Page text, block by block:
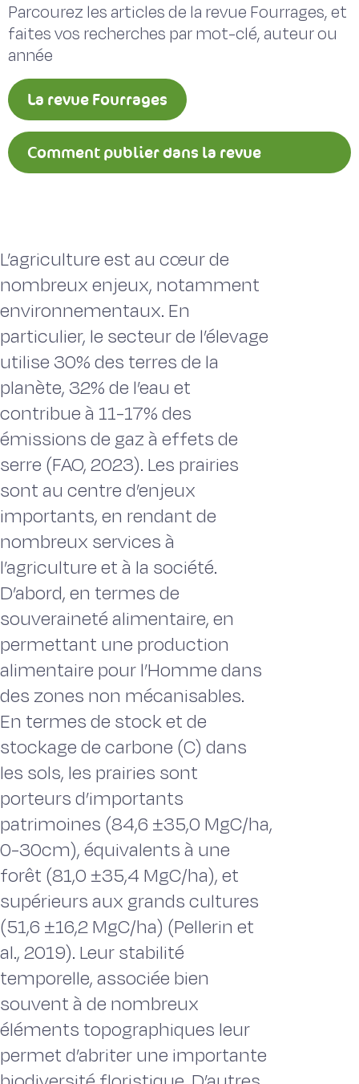
Parcourez les articles de la revue Fourrages, et
faites vos recherches par mot-clé, auteur ou
année
La revue Fourrages
Comment publier dans la revue
L’agriculture est au cœur de
nombreux enjeux, notamment
environnementaux. En
particulier, le secteur de l’élevage
utilise 30% des terres de la
planète, 32% de l’eau et
contribue à 11-17% des
émissions de gaz à effets de
serre (FAO, 2023). Les prairies
sont au centre d’enjeux
importants, en rendant de
nombreux services à
l’agriculture et à la société.
D’abord, en termes de
souveraineté alimentaire, en
permettant une production
alimentaire pour l’Homme dans
des zones non mécanisables.
En termes de stock et de
stockage de carbone (C) dans
les sols, les prairies sont
porteurs d’importants
patrimoines (84,6 ±35,0 MgC/ha,
0-30cm), équivalents à une
forêt (81,0 ±35,4 MgC/ha), et
supérieurs aux grands cultures
(51,6 ±16,2 MgC/ha) (Pellerin et
al., 2019). Leur stabilité
temporelle, associée bien
souvent à de nombreux
éléments topographiques leur
permet d’abriter une importante